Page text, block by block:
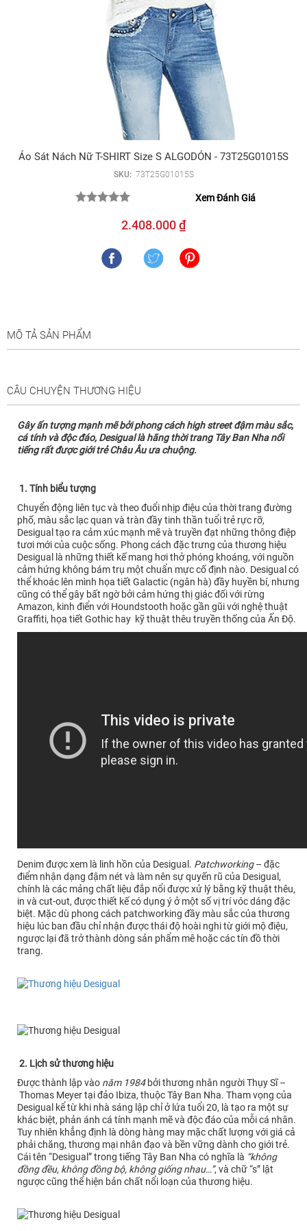
Áo Sát Nách Nữ T-SHIRT Size S ALGODÓN - 73T25G01015S
SKU: 73T25G01015S
Xem Đánh Giá
2.408.000 ₫
MÔ TẢ SẢN PHẨM
CÂU CHUYỆN THƯƠNG HIỆU
Gây ấn tượng mạnh mẽ bởi phong cách high street đậm màu sắc,
cá tính và độc đáo, Desigual là hãng thời trang Tây Ban Nha nổi
tiếng rất được giới trẻ Châu Âu ưa chuộng.
1. Tính biểu tượng
Chuyển động liên tục và theo đuổi nhịp điệu của thời trang đường
phố, màu sắc lạc quan và tràn đầy tinh thần tuổi trẻ rực rỡ,
Desigual tạo ra cảm xúc mạnh mẽ và truyền đạt những thông điệp
tươi mới của cuộc sống. Phong cách đặc trưng của thương hiệu
Desigual là những thiết kế mang hơi thở phóng khoáng, với nguồn
cảm hứng không bám trụ một chuẩn mực cố định nào. Desigual có
thể khoác lên mình họa tiết Galactic (ngân hà) đầy huyền bí, nhưng
cũng có thể gây bất ngờ bởi cảm hứng thị giác đối với rừng
Amazon, kinh điển với Houndstooth hoặc gần gũi với nghệ thuật
Graffiti, họa tiết Gothic hay kỹ thuật thêu truyền thống của Ấn Độ.
Denim được xem là linh hồn của Desigual. Patchworking– đặc
điểm nhận dạng đậm nét và làm nên sự quyến rũ của Desigual,
chính là các mảng chất liệu đắp nổi được xử lý bằng kỹ thuật thêu,
in và cut-out, được thiết kế có dụng ý ở một số vị trí vóc dáng đặc
biệt. Mặc dù phong cách patchworking đầy màu sắc của thương
hiệu lúc ban đầu chỉ nhận được thái độ hoài nghi từ giới mộ điệu,
ngược lại đã trở thành dòng sản phẩm mê hoặc các tín đồ thời
trang.
2. Lịch sử thương hiệu
Được thành lập vào năm 1984bởi thương nhân người Thụy Sĩ –
Thomas Meyer tại đảo Ibiza, thuộc Tây Ban Nha. Tham vọng của
Desigual kể từ khi nhà sáng lập chỉ ở lứa tuổi 20, là tạo ra một sự
khác biệt, phản ánh cá tính mạnh mẽ và độc đáo của mỗi cá nhân.
Tuy nhiên khẳng định là dòng hàng may mặc chất lượng với giá cả
phải chăng, thương mại nhân đạo và bền vững dành cho giới trẻ.
Cái tên “Desigual” trong tiếng Tây Ban Nha có nghĩa là “không
đồng đều, không đồng bộ, không giống nhau…”, và chữ “s” lật
ngược cũng thể hiện bản chất nổi loạn của thương hiệu.